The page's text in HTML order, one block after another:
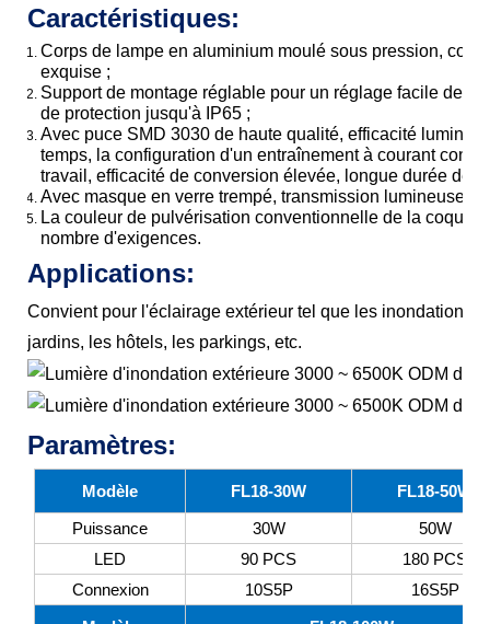
Caractéristiques:
Corps de lampe en aluminium moulé sous pression,
exquise ;
Support de montage réglable pour un réglage facile de
de protection jusqu'à IP65 ;
Avec puce SMD 3030 de haute qualité, efficacité
temps, la configuration d'un entraînement à courant
travail, efficacité de conversion élevée, longue durée de
Avec masque en verre trempé, transmission lumineuse
La couleur de pulvérisation conventionnelle de la coque
nombre d'exigences.
Applications:
Convient pour l'éclairage extérieur tel que les inondations
jardins, les hôtels, les parkings, etc.
Paramètres:
Modèle FL18-30W
FL18-50W
Puissance
30W
50W
LED
90 PCS
180 PCS
Connexion
10S5P
16S5P